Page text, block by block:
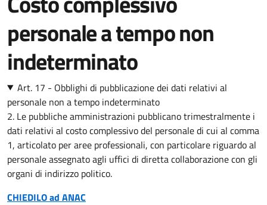
personale a tempo non
indeterminato
Art. 17 - Obblighi di pubblicazione dei dati relativi al
personale non a tempo indeterminato
2. Le pubbliche amministrazioni pubblicano trimestralmente i
dati relativi al costo complessivo del personale di cui al comma
1, articolato per aree professionali, con particolare riguardo al
personale assegnato agli uffici di diretta collaborazione con gli
organi di indirizzo politico.
CHIEDILO ad ANAC